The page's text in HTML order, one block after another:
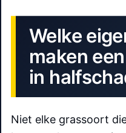
Welke
maken
in
Niet elke grassoort